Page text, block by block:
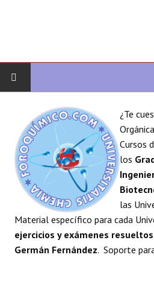
QUÍMICA ORGÁNICA
ORGÁNICA AVANZADA
HETEROCICLOS
SÍNTESIS
ESPECTROSCOPÍA
¿Te
Cursos
los
las
Material específico para cada
ejercicios y exámenes
Germán Fernández. Soporte